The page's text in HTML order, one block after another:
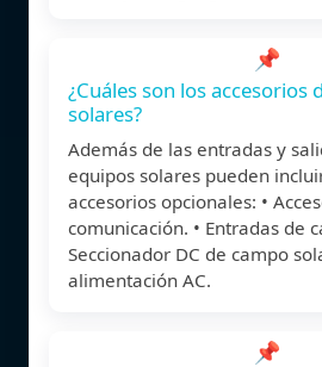
📌
¿Cuáles son los accesorios
solares?
Además de las entradas y
equipos solares pueden
accesorios opcionales: •
comunicación. • Entradas de
Seccionador DC de campo
alimentación AC.
📌